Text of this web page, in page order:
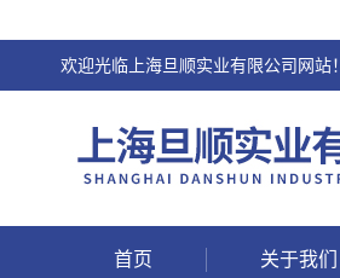
欢迎光临上海旦顺实业有限公司网站！
首页 关于我们